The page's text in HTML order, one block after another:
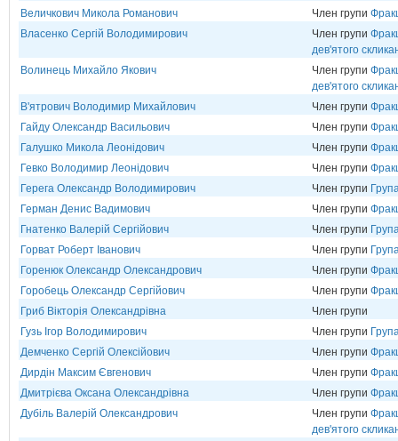
Величкович Микола Романович
Член групи
Власенко Сергій Володимирович
Член групи
дев'ятого
Волинець Михайло Якович
Член групи
дев'ятого
В'ятрович Володимир Михайлович
Член групи
Гайду Олександр Васильович
Член групи
Галушко Микола Леонідович
Член групи
Гевко Володимир Леонідович
Член групи
Герега Олександр Володимирович
Член групи
Герман Денис Вадимович
Член групи
Гнатенко Валерій Сергійович
Член групи
Горват Роберт Іванович
Член групи
Горенюк Олександр Олександрович
Член групи
Горобець Олександр Сергійович
Член групи
Гриб Вікторія Олександрівна
Член групи
Гузь Ігор Володимирович
Член групи
Демченко Сергій Олексійович
Член групи
Дирдін Максим Євгенович
Член групи
Дмитрієва Оксана Олександрівна
Член групи
Дубіль Валерій Олександрович
Член групи
дев'ятого